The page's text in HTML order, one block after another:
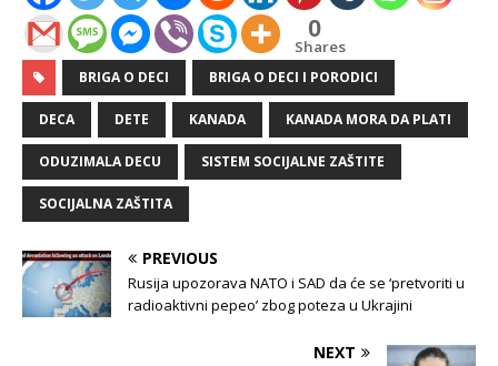
0
Shares
BRIGA O DECI BRIGA O DECI I PORODICI
DECA DETE KANADA KANADA MORA DA PLATI
ODUZIMALA DECU SISTEM SOCIJALNE ZAŠTITE
SOCIJALNA ZAŠTITA
PREVIOUS
Rusija upozorava NATO i SAD da će se ‘pretvoriti u
radioaktivni pepeo’ zbog poteza u Ukrajini
NEXT